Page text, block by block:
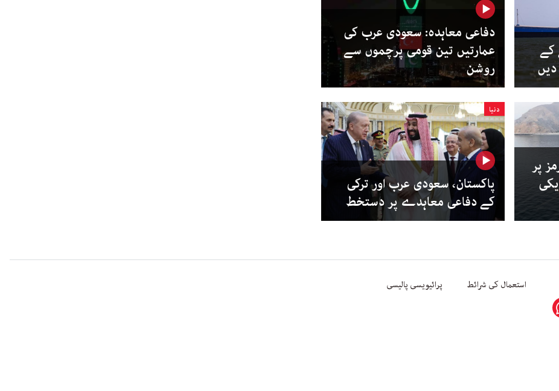
کے
دفاعی معاہدہ: سعودی عرب کی
عمارتیں تین قومی پرچموں سے
روشن
پر
دنیا
پاکستان، سعودی عرب اور ترکی
کے دفاعی معاہدے پر دستخط
استعمال کی شرائط پرائیویسی پالیسی